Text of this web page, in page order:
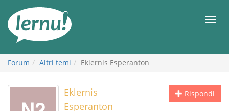
all’indice
Forum Altri temi Eklernis Esperanton
Rispondi
Eklernis
Esperanton